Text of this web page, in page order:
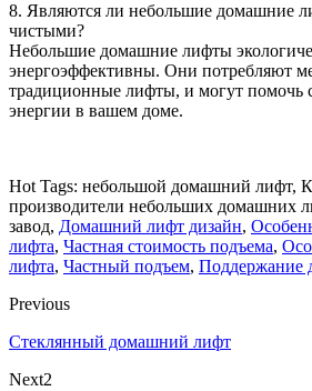
8. Являются ли небольшие домашние
чистыми?
Небольшие домашние лифты
энергоэффективны. Они потребляют
традиционные лифты, и могут помочь
энергии в вашем доме.
Hot Tags: небольшой домашний лифт,
производители небольших домашних
завод, Домашний лифт дизайн,
лифта, Частная стоимость подъема,
лифта, Частный подъем, Поддержание
Previous
Стеклянный домашний лифт
Next2